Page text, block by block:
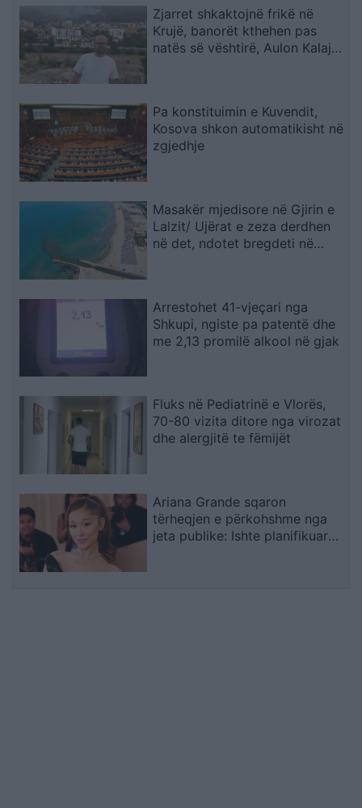
Zjarret shkaktojnë frikë në
Krujë, banorët kthehen pas
natës së vështirë, Aulon Kalaja:
Pa konstituimin e Kuvendit,
Kosova shkon automatikisht në
zgjedhje
Masakër mjedisore në Gjirin e
Lalzit/ Ujërat e zeza derdhen
në det, ndotet bregdeti në
Arrestohet 41-vjeçari nga
Shkupi, ngiste pa patentë dhe
me 2,13 promilë alkool në gjak
Fluks në Pediatrinë e Vlorës,
70-80 vizita ditore nga virozat
dhe alergjitë te fëmijët
Ariana Grande sqaron
tërheqjen e përkohshme nga
jeta publike: Ishte planifikuar